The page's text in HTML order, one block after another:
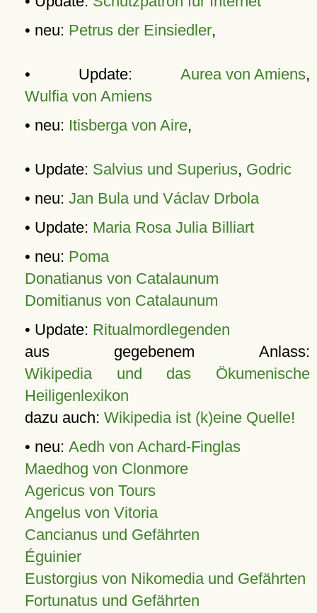
• neu: Petrus der Einsiedler,
• Update: Aurea von Amiens,
Wulfia von Amiens
• neu: Itisberga von Aire,
• Update: Salvius und Superius, Godric
• neu: Jan Bula und Václav Drbola
• Update: Maria Rosa Julia Billiart
• neu: Poma
Donatianus von Catalaunum
Domitianus von Catalaunum
• Update: Ritualmordlegenden
aus gegebenem Anlass:
Wikipedia und das Ökumenische
Heiligenlexikon
dazu auch: Wikipedia ist (k)eine Quelle!
• neu: Aedh von Achard-Finglas
Maedhog von Clonmore
Agericus von Tours
Angelus von Vitoria
Cancianus und Gefährten
Éguinier
Eustorgius von Nikomedia und Gefährten
Fortunatus und Gefährten